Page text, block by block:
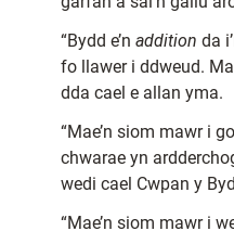
“Bydd e’n addition da
fo llawer i ddweud.
dda cael e allan yma.
“Mae’n siom mawr i
chwarae yn
wedi cael Cwpan y
“Mae’n siom mawr i